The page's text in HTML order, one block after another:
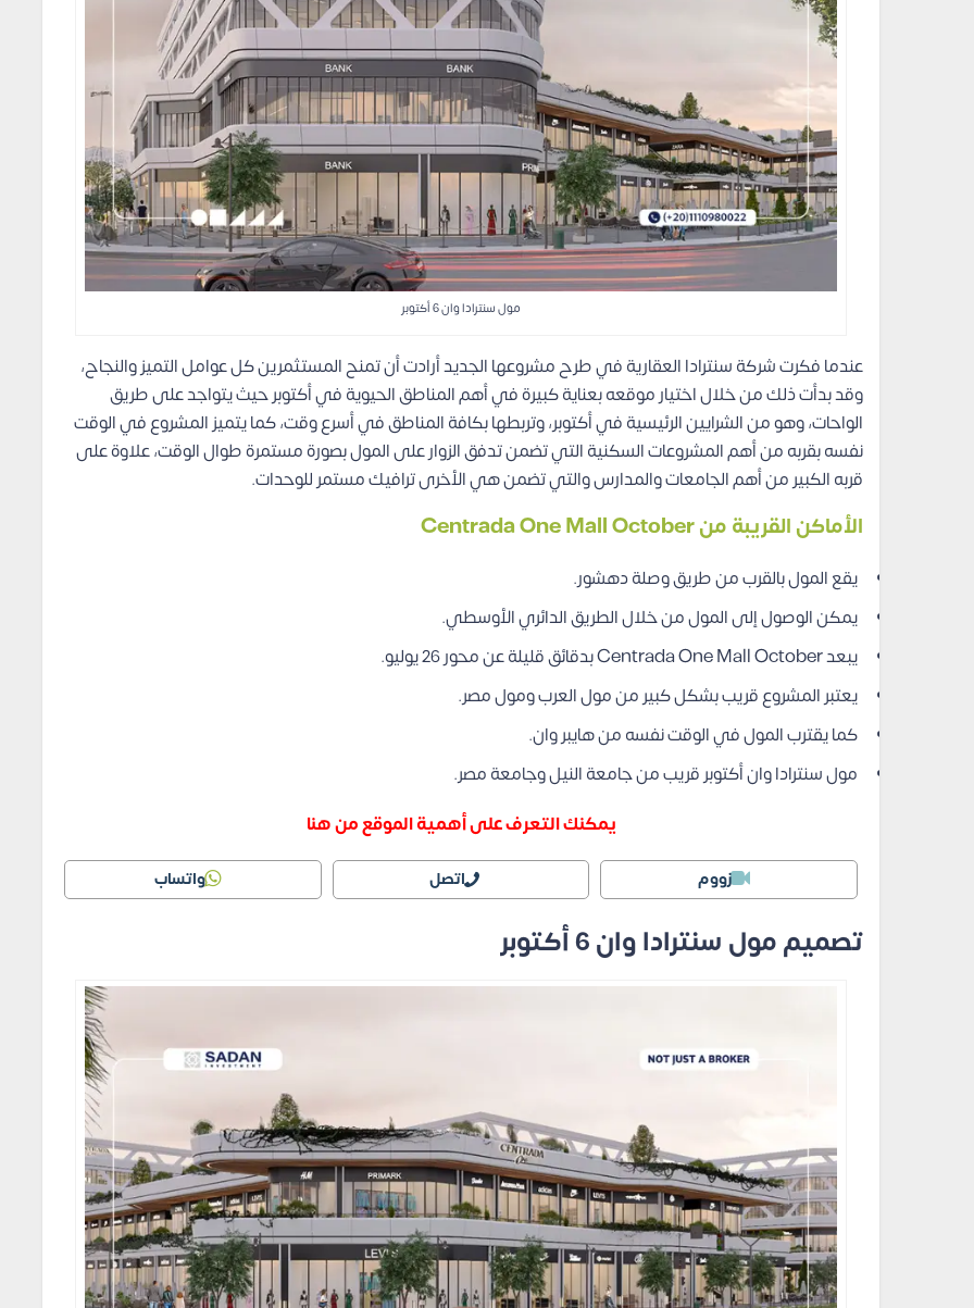
مول سنترادا وان 6 أكتوبر
عندما فكرت شركة سنترادا العقارية في طرح مشروعها الجديد أرادت أن تمنح المستثمرين كل عوامل التميز والنجاح،
وقد بدأت ذلك من خلال اختيار موقعه بعناية كبيرة في أهم المناطق الحيوية في أكتوبر حيث يتواجد على طريق
الواحات، وهو من الشرايين الرئيسية في أكتوبر، وتربطها بكافة المناطق في أسرع وقت، كما يتميز المشروع في الوقت
نفسه بقربه من أهم المشروعات السكنية التي تضمن تدفق الزوار على المول بصورة مستمرة طوال الوقت، علاوة على
قربه الكبير من أهم الجامعات والمدارس والتي تضمن هي الأخرى ترافيك مستمر للوحدات.
الأماكن القريبة من Centrada One Mall October
يقع المول بالقرب من طريق وصلة دهشور.
يمكن الوصول إلى المول من خلال الطريق الدائري الأوسطي.
يبعد Centrada One Mall October بدقائق قليلة عن محور 26 يوليو.
يعتبر المشروع قريب بشكل كبير من مول العرب ومول مصر.
كما يقترب المول في الوقت نفسه من هايبر وان.
مول سنترادا وان أكتوبر قريب من جامعة النيل وجامعة مصر.
يمكنك التعرف على أهمية الموقع من هنا
زووم اتصل واتساب
تصميم مول سنترادا وان 6 أكتوبر